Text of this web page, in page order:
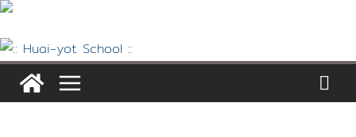
Skip
content